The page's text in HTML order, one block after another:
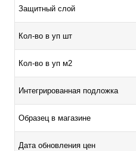
Защитный слой
Кол-во в уп шт
Кол-во в уп м2
Интегрированная подложка
Образец в магазине
Дата обновления цен